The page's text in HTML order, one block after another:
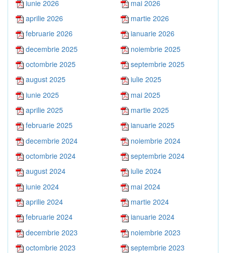
iunie 2026
mai 2026
aprilie 2026
martie 2026
februarie 2026
ianuarie 2026
decembrie 2025
noiembrie 2025
octombrie 2025
septembrie 2025
august 2025
iulie 2025
iunie 2025
mai 2025
aprilie 2025
martie 2025
februarie 2025
ianuarie 2025
decembrie 2024
noiembrie 2024
octombrie 2024
septembrie 2024
august 2024
iulie 2024
iunie 2024
mai 2024
aprilie 2024
martie 2024
februarie 2024
ianuarie 2024
decembrie 2023
noiembrie 2023
octombrie 2023
septembrie 2023